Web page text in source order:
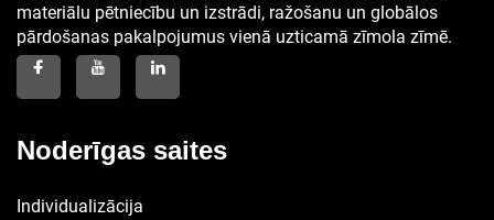
materiālu pētniecību un izstrādi, ražošanu un globālos
pārdošanas pakalpojumus vienā uzticamā zīmola zīmē.
Noderīgas saites
Individualizācija